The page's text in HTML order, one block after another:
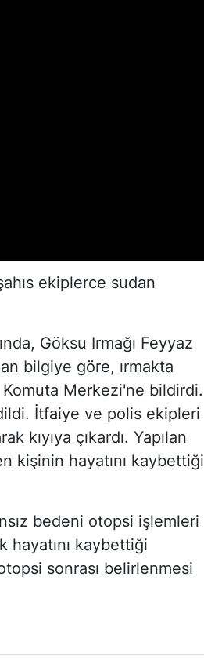
ekiplerce sudan
Göksu Irmağı Feyyaz
bilgiye göre, ırmakta
Merkezi'ne bildirdi.
İtfaiye ve polis ekipleri
kıyıya çıkardı. Yapılan
kişinin hayatını kaybettiği
bedeni otopsi işlemleri
hayatını kaybettiği
sonrası belirlenmesi